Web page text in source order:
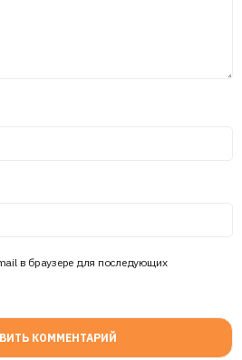
в браузере для последующих